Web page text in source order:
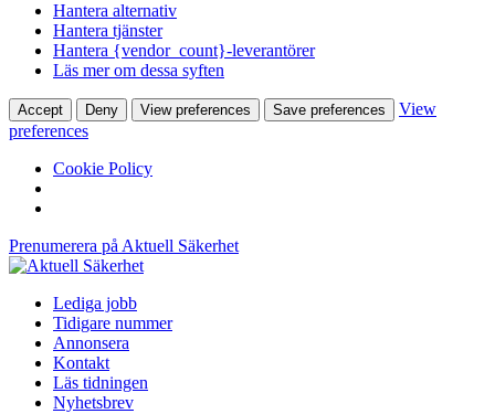
Hantera alternativ
Hantera tjänster
Hantera {vendor_count}-leverantörer
Läs mer om dessa syften
Accept Deny View preferences Save preferences
View
preferences
Cookie Policy
Prenumerera på Aktuell Säkerhet
Lediga jobb
Tidigare nummer
Annonsera
Kontakt
Läs tidningen
Nyhetsbrev